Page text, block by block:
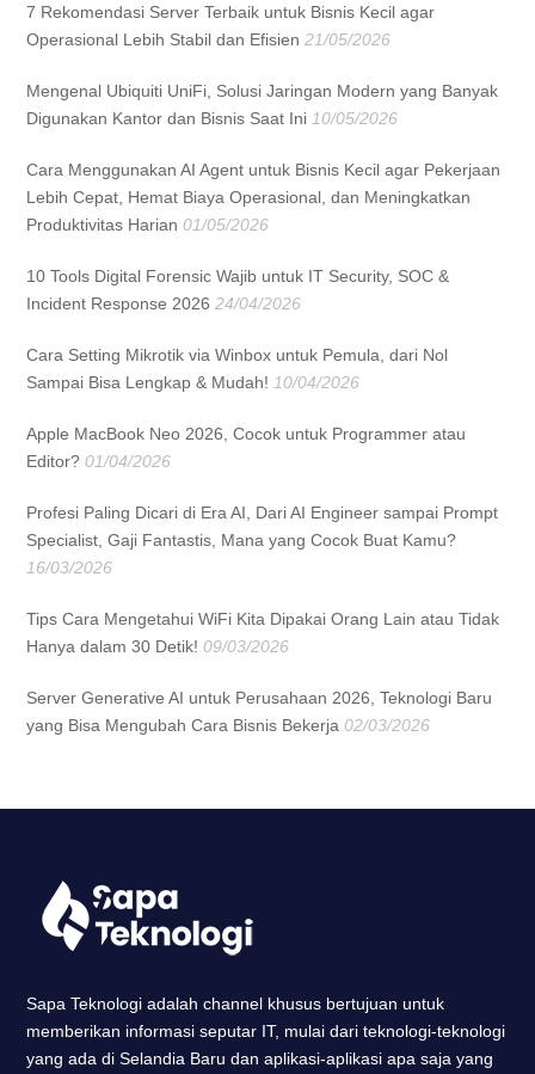
7 Rekomendasi Server Terbaik untuk Bisnis Kecil agar
Operasional Lebih Stabil dan Efisien 21/05/2026
Mengenal Ubiquiti UniFi, Solusi Jaringan Modern yang Banyak
Digunakan Kantor dan Bisnis Saat Ini 10/05/2026
Cara Menggunakan AI Agent untuk Bisnis Kecil agar Pekerjaan
Lebih Cepat, Hemat Biaya Operasional, dan Meningkatkan
Produktivitas Harian 01/05/2026
10 Tools Digital Forensic Wajib untuk IT Security, SOC &
Incident Response 2026 24/04/2026
Cara Setting Mikrotik via Winbox untuk Pemula, dari Nol
Sampai Bisa Lengkap & Mudah! 10/04/2026
Apple MacBook Neo 2026, Cocok untuk Programmer atau
Editor? 01/04/2026
Profesi Paling Dicari di Era AI, Dari AI Engineer sampai Prompt
Specialist, Gaji Fantastis, Mana yang Cocok Buat Kamu?
16/03/2026
Tips Cara Mengetahui WiFi Kita Dipakai Orang Lain atau Tidak
Hanya dalam 30 Detik! 09/03/2026
Server Generative AI untuk Perusahaan 2026, Teknologi Baru
yang Bisa Mengubah Cara Bisnis Bekerja 02/03/2026
Sapa Teknologi adalah channel khusus bertujuan untuk
memberikan informasi seputar IT, mulai dari teknologi-teknologi
yang ada di Selandia Baru dan aplikasi-aplikasi apa saja yang